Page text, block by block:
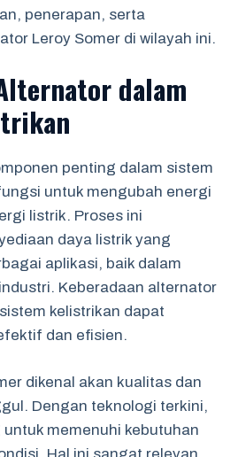
penerapan, serta
Leroy Somer di wilayah ini.
dalam
penting dalam sistem
untuk mengubah energi
listrik. Proses ini
daya listrik yang
aplikasi, baik dalam
Keberadaan alternator
kelistrikan dapat
dan efisien.
dikenal akan kualitas dan
Dengan teknologi terkini,
memenuhi kebutuhan
Hal ini sangat relevan